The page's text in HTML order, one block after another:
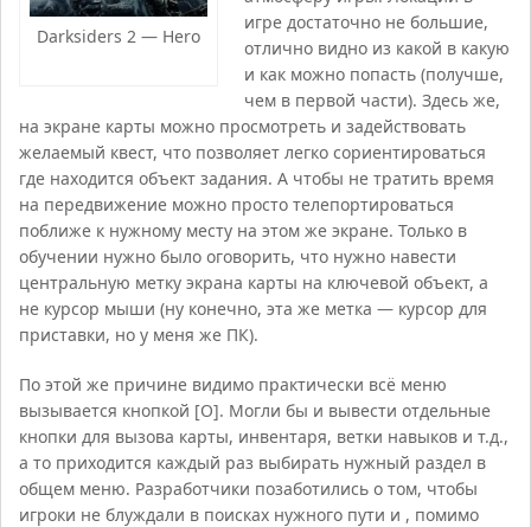
Darksiders 2 — Hero
игре достаточно не большие,
отлично видно из какой в какую
и как можно попасть (получше,
чем в первой части). Здесь же,
на экране карты можно просмотреть и задействовать
желаемый квест, что позволяет легко сориентироваться
где находится объект задания. А чтобы не тратить время
на передвижение можно просто телепортироваться
поближе к нужному месту на этом же экране. Только в
обучении нужно было оговорить, что нужно навести
центральную метку экрана карты на ключевой объект, а
не курсор мыши (ну конечно, эта же метка — курсор для
приставки, но у меня же ПК).
По этой же причине видимо практически всё меню
вызывается кнопкой [О]. Могли бы и вывести отдельные
кнопки для вызова карты, инвентаря, ветки навыков и т.д.,
а то приходится каждый раз выбирать нужный раздел в
общем меню. Разработчики позаботились о том, чтобы
игроки не блуждали в поисках нужного пути и , помимо